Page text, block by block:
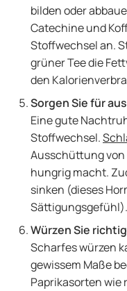
bilden oder
Catechine und
Stoffwechsel an.
grüner Tee die
den
Sorgen Sie für
Eine gute
Stoffwechsel.
Ausschüttung von
hungrig macht.
sinken (dieses
Sättigungsgefühl).
Würzen Sie richtig
Scharfes würzen
gewissem Maße
Paprikasorten